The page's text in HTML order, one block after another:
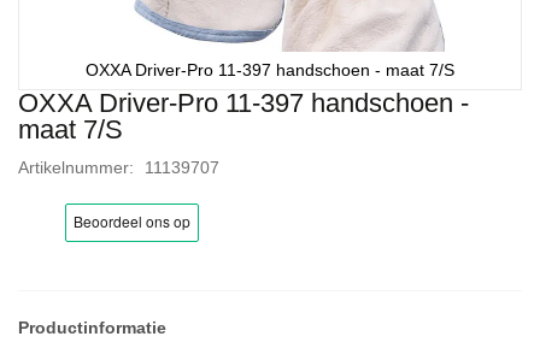
OXXA Driver-Pro 11-397 handschoen -
maat 7/S
Artikelnummer 11139707
OXXA Driver-Pro 11-397 handschoen - maat 7/S
Ga
naar
begin
afbeeldingen-